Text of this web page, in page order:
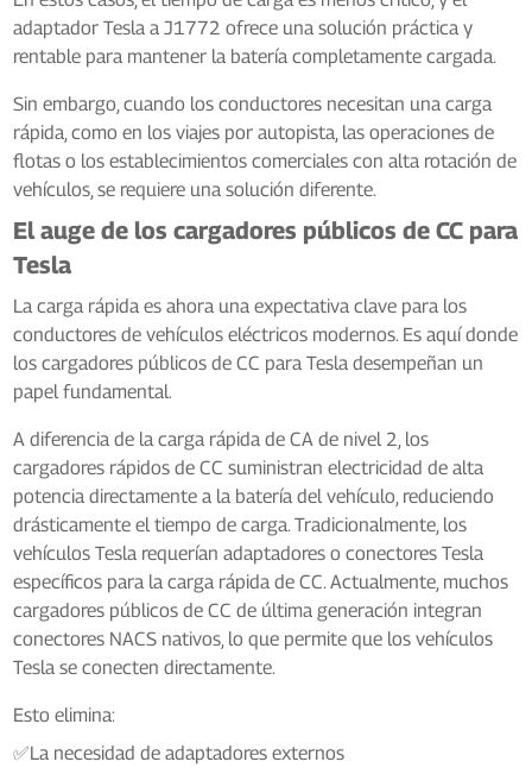
adaptador Tesla a J1772 ofrece una solución práctica y
rentable para mantener la batería completamente cargada.
Sin embargo, cuando los conductores necesitan una carga
rápida, como en los viajes por autopista, las operaciones de
flotas o los establecimientos comerciales con alta rotación de
vehículos, se requiere una solución diferente.
El auge de los cargadores públicos de CC para
Tesla
La carga rápida es ahora una expectativa clave para los
conductores de vehículos eléctricos modernos. Es aquí donde
los cargadores públicos de CC para Tesla desempeñan un
papel fundamental.
A diferencia de la carga rápida de CA de nivel 2, los
cargadores rápidos de CC suministran electricidad de alta
potencia directamente a la batería del vehículo, reduciendo
drásticamente el tiempo de carga. Tradicionalmente, los
vehículos Tesla requerían adaptadores o conectores Tesla
específicos para la carga rápida de CC. Actualmente, muchos
cargadores públicos de CC de última generación integran
conectores NACS nativos, lo que permite que los vehículos
Tesla se conecten directamente.
Esto elimina:
✅La necesidad de adaptadores externos